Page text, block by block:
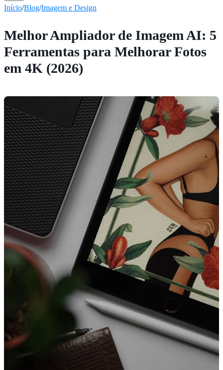
Início/Blog/Imagem e Design
Melhor Ampliador de Imagem AI: 5
Ferramentas para Melhorar Fotos
em 4K (2026)